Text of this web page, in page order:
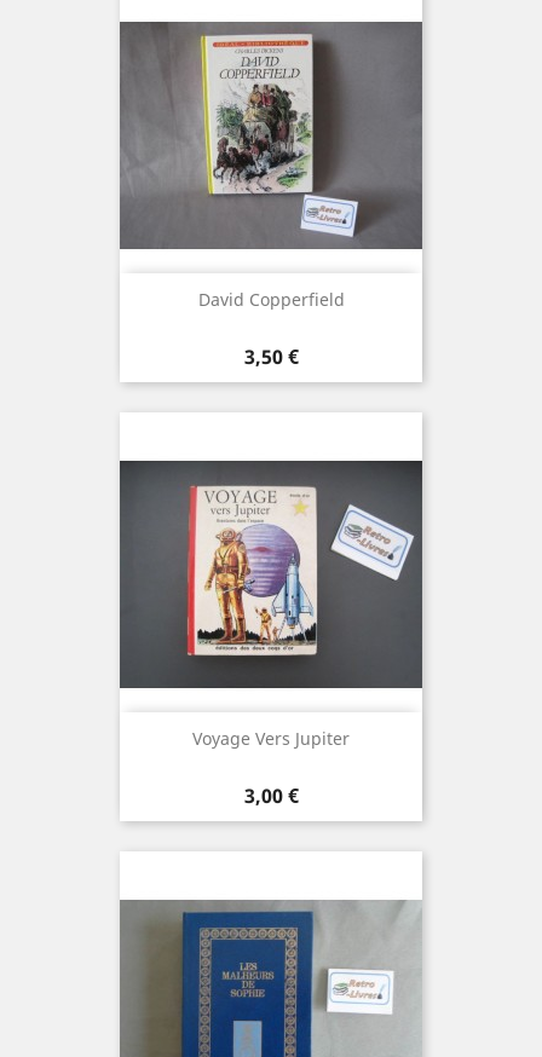
David Copperfield
Prix
3,50 €
Voyage Vers Jupiter
Prix
3,00 €